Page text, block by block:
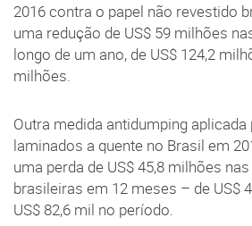
2016 contra o papel não revestido
uma redução de US$ 59 milhões
longo de um ano, de US$ 124,2
milhões.
Outra medida antidumping
laminados a quente no Brasil em
uma perda de US$ 45,8 milhões
brasileiras em 12 meses – de US$
US$ 82,6 mil no período.